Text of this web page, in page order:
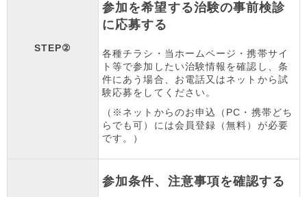
STEP②
参加を希望する治験の事前検診
に応募する
各種チラシ・当ホームページ・携帯サイ
ト等で参加したい治験情報を確認し、条
件にあう場合、お電話又はネットから試
験応募をしてください。
（※ネットからのお申込（PC・携帯どち
らでも可）には会員登録（無料）が必要
です。）
参加条件、注意事項を確認する